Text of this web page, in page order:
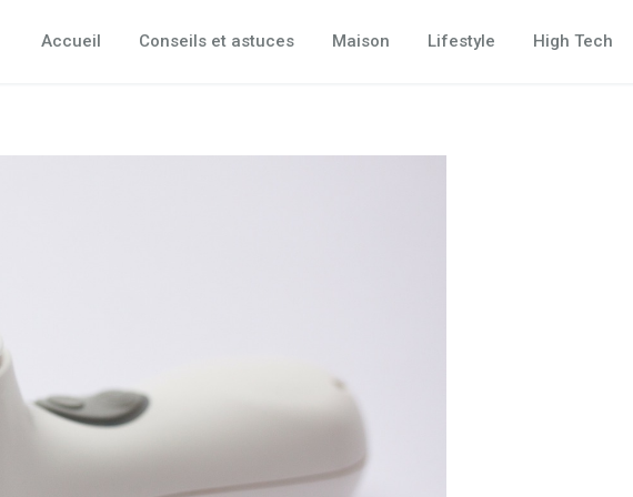
Accueil Conseils et astuces Maison Lifestyle High Tech